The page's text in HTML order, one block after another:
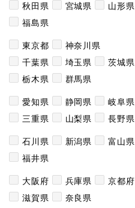
秋田県
宮城県
山形県
福島県
東京都
神奈川県
千葉県
埼玉県
茨城県
栃木県
群馬県
愛知県
静岡県
岐阜県
三重県
山梨県
長野県
石川県
新潟県
富山県
福井県
大阪府
兵庫県
京都府
滋賀県
奈良県